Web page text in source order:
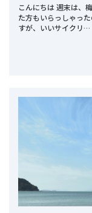
こんにちは 週末は、
た方もいらっしゃっ
すが、いいサイクリ…